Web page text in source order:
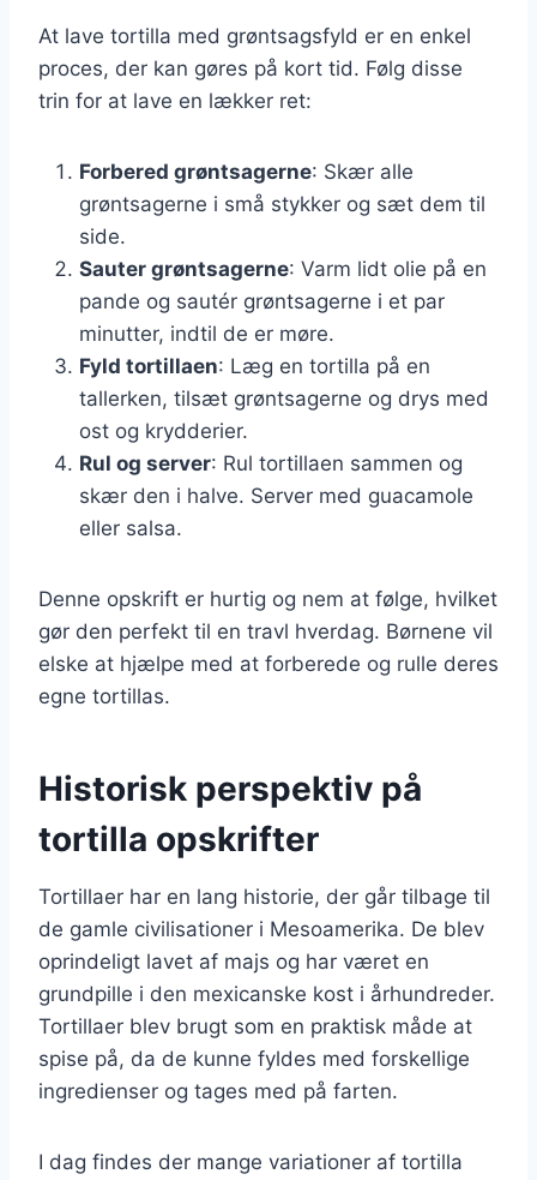
At lave tortilla med grøntsagsfyld er en enkel
proces, der kan gøres på kort tid. Følg disse
trin for at lave en lækker ret:
Forbered grøntsagerne: Skær alle
grøntsagerne i små stykker og sæt dem til
side.
Sauter grøntsagerne: Varm lidt olie på en
pande og sautér grøntsagerne i et par
minutter, indtil de er møre.
Fyld tortillaen: Læg en tortilla på en
tallerken, tilsæt grøntsagerne og drys med
ost og krydderier.
Rul og server: Rul tortillaen sammen og
skær den i halve. Server med guacamole
eller salsa.
Denne opskrift er hurtig og nem at følge, hvilket
gør den perfekt til en travl hverdag. Børnene vil
elske at hjælpe med at forberede og rulle deres
egne tortillas.
Historisk perspektiv på
tortilla opskrifter
Tortillaer har en lang historie, der går tilbage til
de gamle civilisationer i Mesoamerika. De blev
oprindeligt lavet af majs og har været en
grundpille i den mexicanske kost i århundreder.
Tortillaer blev brugt som en praktisk måde at
spise på, da de kunne fyldes med forskellige
ingredienser og tages med på farten.
I dag findes der mange variationer af tortilla